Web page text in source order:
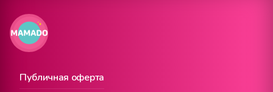
Публичная оферта